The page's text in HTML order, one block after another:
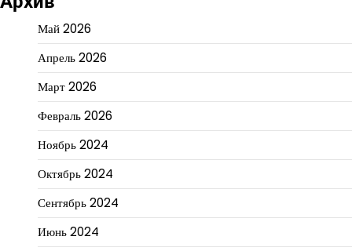
Май 2026
Апрель 2026
Март 2026
Февраль 2026
Ноябрь 2024
Октябрь 2024
Сентябрь 2024
Июнь 2024